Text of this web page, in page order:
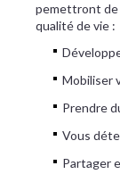
pemettront de
qualité de vie :
Mobiliser
Prendre
Vous
Partager